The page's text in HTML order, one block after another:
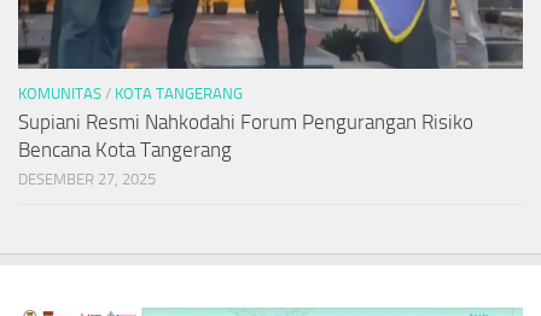
KOMUNITAS / KOTA TANGERANG
Supiani Resmi Nahkodahi Forum Pengurangan Risiko
Bencana Kota Tangerang
DESEMBER 27, 2025